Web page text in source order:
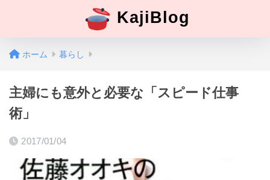
KajiBlog
ホーム 暮らし
主婦にも意外と必要な「スピード仕事
術」
2017/01/04